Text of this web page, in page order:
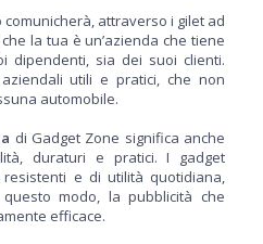
attraverso i gilet ad
la tua è un’azienda che tiene
dipendenti, sia dei suoi clienti.
utili e pratici, che non
automobile.
di Gadget Zone significa anche
duraturi e pratici. I gadget
e di utilità quotidiana,
modo, la pubblicità che
efficace.